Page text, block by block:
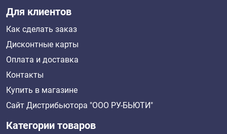
Для клиентов
Как сделать заказ
Дисконтные карты
Оплата и доставка
Контакты
Купить в магазине
Сайт Дистрибьютора "ООО РУ-БЬЮТИ"
Категории товаров